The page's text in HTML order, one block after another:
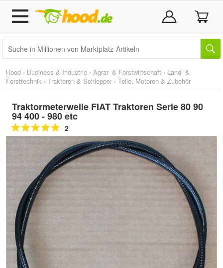
Hood › Business & Industrie › Agrar- & Forstwirtschaft › Land- &
Forsttechnik › Traktoren & Schlepper › Teile, Motoren & Zubehör
Traktormeterwelle FIAT Traktoren Serie 80 90
94 400 - 980 etc
2